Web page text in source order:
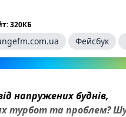
320КБ
Фейсбук
напружених буднів,
турбот та проблем?